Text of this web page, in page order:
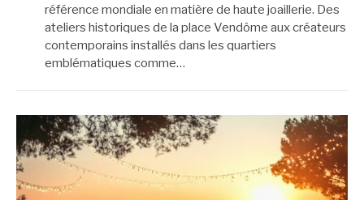
référence mondiale en matière de haute joaillerie. Des
ateliers historiques de la place Vendôme aux créateurs
contemporains installés dans les quartiers
emblématiques comme…